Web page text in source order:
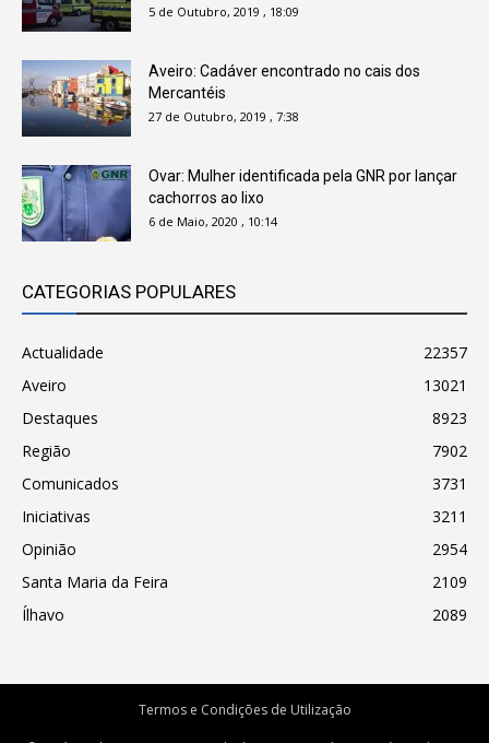
5 de Outubro, 2019 , 18:09
Aveiro: Cadáver encontrado no cais dos
Mercantéis
27 de Outubro, 2019 , 7:38
Ovar: Mulher identificada pela GNR por lançar
cachorros ao lixo
6 de Maio, 2020 , 10:14
CATEGORIAS POPULARES
Actualidade
22357
Aveiro
13021
Destaques
8923
Região
7902
Comunicados
3731
Iniciativas
3211
Opinião
2954
Santa Maria da Feira
2109
Ílhavo
2089
Termos e Condições de Utilização